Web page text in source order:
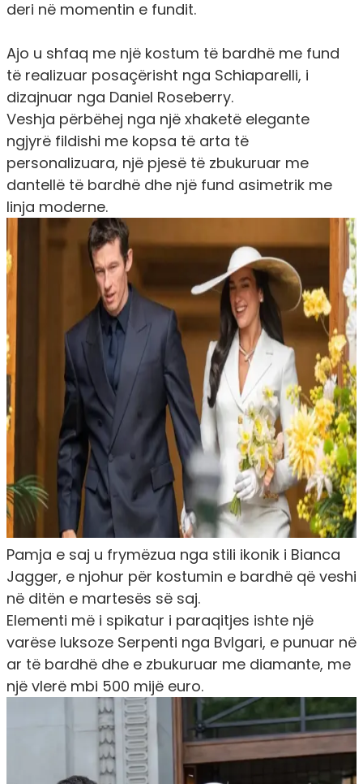
deri në momentin e fundit.
Ajo u shfaq me një kostum të bardhë me fund
të realizuar posaçërisht nga Schiaparelli, i
dizajnuar nga Daniel Roseberry.
Veshja përbëhej nga një xhaketë elegante
ngjyrë fildishi me kopsa të arta të
personalizuara, një pjesë të zbukuruar me
dantellë të bardhë dhe një fund asimetrik me
linja moderne.
Pamja e saj u frymëzua nga stili ikonik i Bianca
Jagger, e njohur për kostumin e bardhë që veshi
në ditën e martesës së saj.
Elementi më i spikatur i paraqitjes ishte një
varëse luksoze Serpenti nga Bvlgari, e punuar në
ar të bardhë dhe e zbukuruar me diamante, me
një vlerë mbi 500 mijë euro.